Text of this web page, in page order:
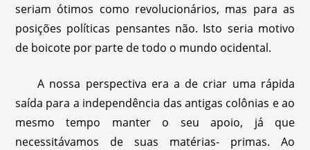
seriam ótimos como revolucionários, mas para as
posições políticas pensantes não. Isto seria motivo
de boicote por parte de todo o mundo ocidental.
A nossa perspectiva era a de criar uma rápida
saída para a independência das antigas colônias e ao
mesmo tempo manter o seu apoio, já que
necessitávamos de suas matérias- primas. Ao